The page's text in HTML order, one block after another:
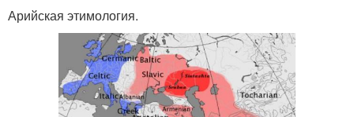
Арийская этимология.